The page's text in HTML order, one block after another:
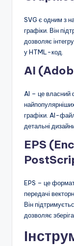
SVG є одним з
графіки. Він
дозволяє
у HTML-код.
AI
AI – це власний
графіки. AI-
детальні
EPS
EPS – це
передачі
Він
дозволяє